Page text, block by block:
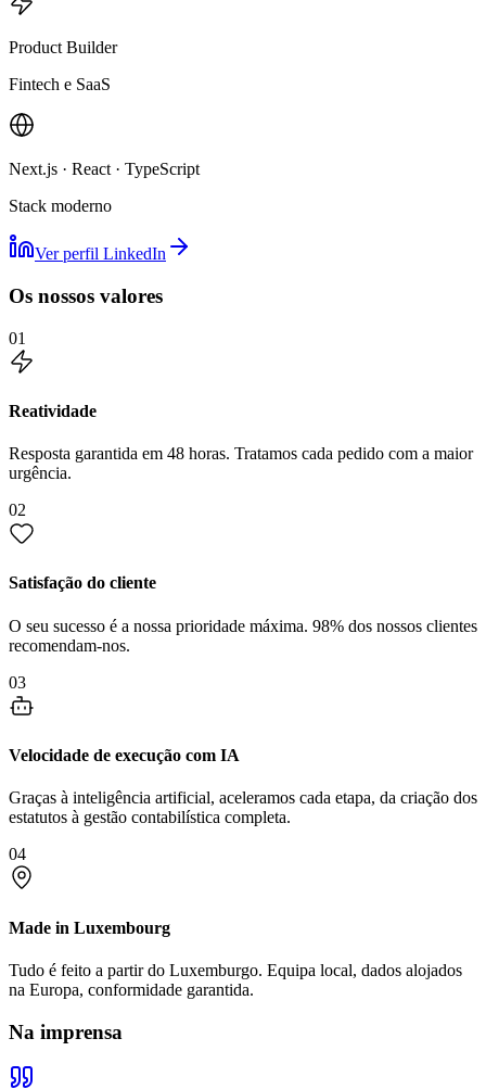
Product Builder
Fintech e SaaS
Next.js · React · TypeScript
Stack moderno
Ver perfil LinkedIn
Os nossos valores
01
Reatividade
Resposta garantida em 48 horas. Tratamos cada pedido com a maior
urgência.
02
Satisfação do cliente
O seu sucesso é a nossa prioridade máxima. 98% dos nossos clientes
recomendam-nos.
03
Velocidade de execução com IA
Graças à inteligência artificial, aceleramos cada etapa, da criação dos
estatutos à gestão contabilística completa.
04
Made in Luxembourg
Tudo é feito a partir do Luxemburgo. Equipa local, dados alojados
na Europa, conformidade garantida.
Na imprensa